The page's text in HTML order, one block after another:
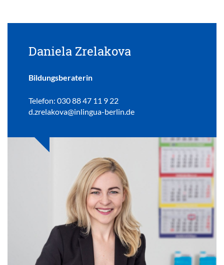
Daniela Zrelakova
Bildungsberaterin
Telefon: 030 88 47 11 9 22
d.zrelakova@inlingua-berlin.de